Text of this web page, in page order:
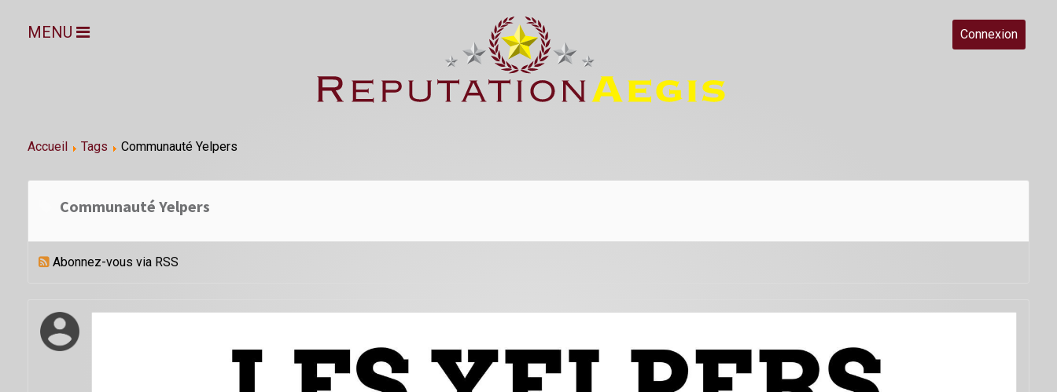
Connexion
MENU
Accueil Tags Communauté Yelpers
Communauté Yelpers
Abonnez-vous via RSS